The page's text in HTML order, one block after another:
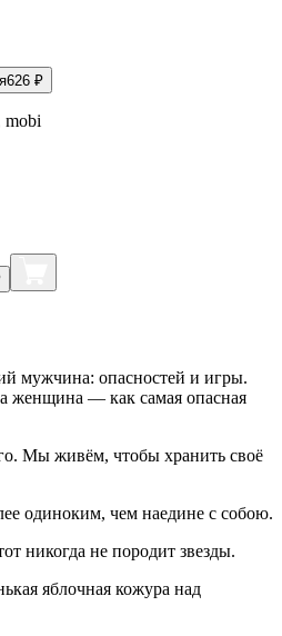
626 ₽
mobi
мужчина: опасностей и игры.
женщина — как самая опасная
Мы живём, чтобы хранить своё
одиноким, чем наедине с собою.
никогда не породит звезды.
яблочная кожура над